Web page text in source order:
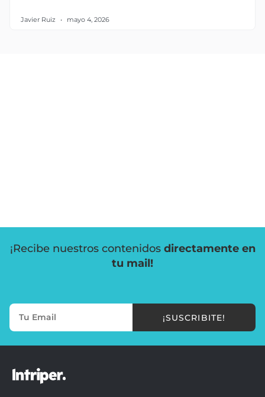
Javier Ruiz mayo 4, 2026
¡Recibe nuestros contenidos directamente en
tu mail!
¡SUSCRIBITE!